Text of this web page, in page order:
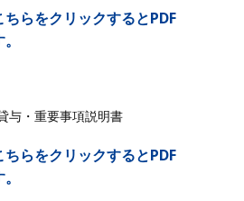
らをクリックするとPDF
与・重要事項説明書
らをクリックするとPDF